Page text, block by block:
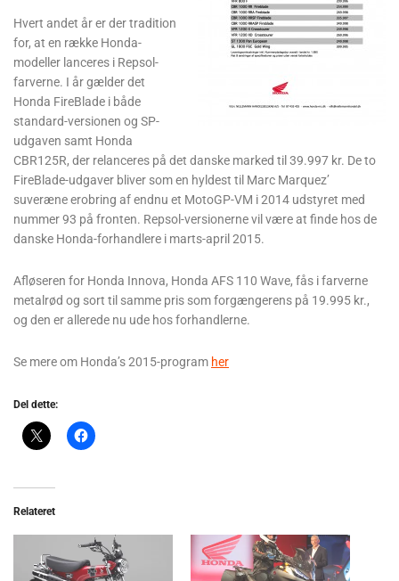
Hvert andet år er der tradition
for, at en række Honda-
modeller lanceres i Repsol-
farverne. I år gælder det
Honda FireBlade i både
standard-versionen og SP-
udgaven samt Honda
CBR125R, der relanceres på det danske marked til 39.997 kr. De to
FireBlade-udgaver bliver som en hyldest til Marc Marquez’
suveræne erobring af endnu et MotoGP-VM i 2014 udstyret med
nummer 93 på fronten. Repsol-versionerne vil være at finde hos de
danske Honda-forhandlere i marts-april 2015.
Afløseren for Honda Innova, Honda AFS 110 Wave, fås i farverne
metalrød og sort til samme pris som forgængerens på 19.995 kr.,
og den er allerede nu ude hos forhandlerne.
Se mere om Honda’s 2015-program her
Del dette:
Relateret